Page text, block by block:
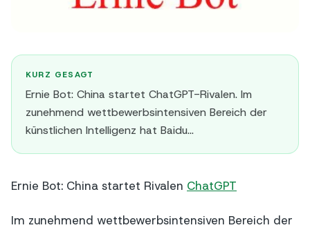
KURZ GESAGT
Ernie Bot: China startet ChatGPT-Rivalen. Im
zunehmend wettbewerbsintensiven Bereich der
künstlichen Intelligenz hat Baidu…
Ernie Bot: China startet Rivalen ChatGPT
Im zunehmend wettbewerbsintensiven Bereich der